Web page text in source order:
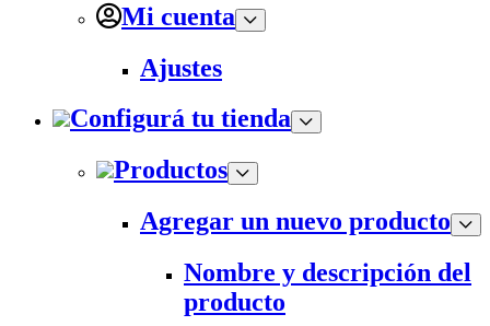
Mi cuenta
Ajustes
Configurá tu tienda
Productos
Agregar un nuevo producto
Nombre y descripción del
producto